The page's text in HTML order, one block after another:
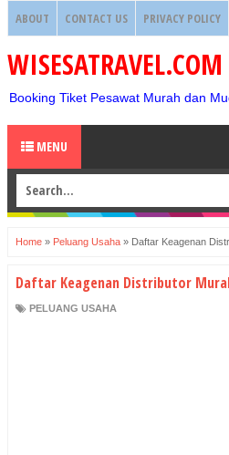
ABOUT CONTACT US PRIVACY POLICY
WISESATRAVEL.COM
Booking Tiket Pesawat Murah dan
MENU
Home » Peluang Usaha » Daftar Keagenan
Daftar Keagenan Distributor
PELUANG USAHA